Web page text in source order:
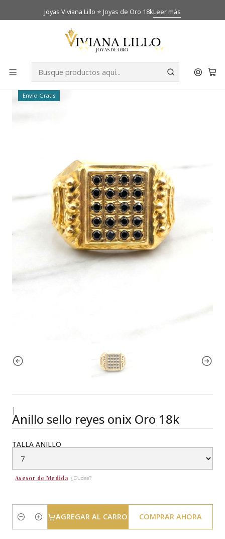
Joyas Viviana Lillo ⭐ Joyas de Oro 18kLeer más
Catálogo Anillos Anillo sello reyes onix Oro 18k
-33% OFF
Envío Gratis
|
Anillo sello reyes onix Oro 18k
TALLA ANILLO
Asesor de Medida ¿Dudas?
Cantidad
AGREGAR AL CARRO COMPRAR AHORA